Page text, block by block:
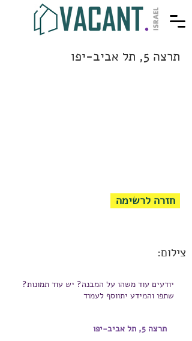
תרצה 5, תל אביב-יפו
חזרה לרשימה
צילום:
יודעים עוד משהו על המבנה? יש עוד תמונות?
שתפו והמידע יתווסף לעמוד